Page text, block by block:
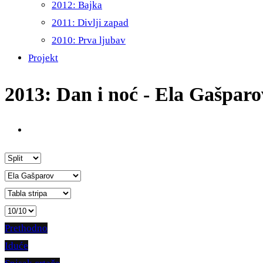
2012: Bajka
2011: Divlji zapad
2010: Prva ljubav
Projekt
2013: Dan i noć - Ela
Prethodno
Iduće